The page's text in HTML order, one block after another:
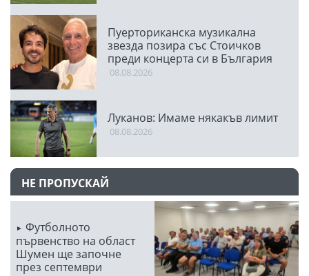
Пуерториканска музикална
звезда позира със Стоичков
преди концерта си в България
08.08.2026
Луканов: Имаме някакъв лимит
08.08.2026
НЕ ПРОПУСКАЙ
Футболното
първенство на област
Шумен ще започне
през септември